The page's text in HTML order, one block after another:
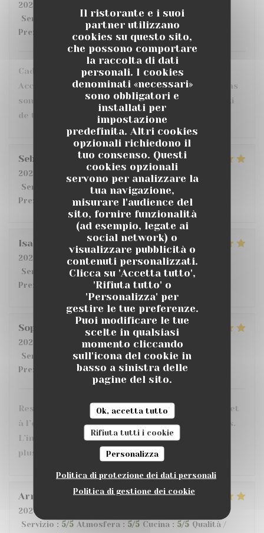
Il ristorante e i suoi
partner utilizzano
cookies su questo sito,
che possono comportare
la raccolta di dati
personali. I cookies
denominati «necessari»
sono obbligatori e
installati per
impostazione
predefinita. Altri cookies
opzionali richiedono il
tuo consenso. Questi
cookies opzionali
servono per analizzare la
tua navigazione,
misurare l'audience del
sito, fornire funzionalità
(ad esempio, legate ai
social network) o
visualizzare pubblicità o
contenuti personalizzati.
Clicca su 'Accetta tutto',
'Rifiuta tutto' o
'Personalizza' per
gestire le tue preferenze.
Puoi modificare le tue
scelte in qualsiasi
momento cliccando
sull'icona del cookie in
basso a sinistra delle
pagine del sito.
Ok, accetta tutto
Rifiuta tutti i cookie
Personalizza
Politica di protezione dei dati personali
Politica di gestione dei cookie
2026-07-21
Servizio
Atmosfera : 5/5 Cucina: 5/5
Prezzo
Cadre en terrasse très sympa : dans la verdure
Accueil et service parfait Seul bémol : les portions
sont vraiment très petites ... (j'avais pris le tataki
de thon : minimaliste ...)
Sebastien
2026-07-17
Servizio
Atmosfera: 4/5 Cucina:
Prezzo
Isabelle
2026-07-14
- 19:30 - Ospiti 2
Servizio
/5 Atmosfera : 5/5 Cucina: 5/5
Prezzo
Sophie
2026-07-10
- 20:30 - Ospiti 3
Servizio
/5 Atmosfera: 5 /5 Cucina: 5 /5
Prezzo
Restaurant très sympa, personnel très agréable et
à l’écoute. Les plats sont très bons et bien servis.
L’intérieur est confortable avec le choix entre
plusieurs ambiances et une grande terrasse.
Armand
2026-07-10
Servizio : 5/5 Atmosfera : 5/5 Cucina : 5/5 Qualità /